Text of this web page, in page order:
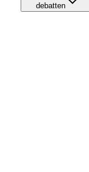
debatten